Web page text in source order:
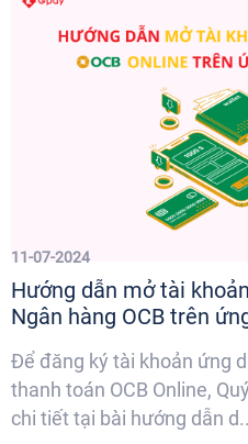
11-07-2024
Hướng dẫn mở tài
Ngân hàng OCB trên
Để đăng ký tài khoản ứng
thanh toán OCB Online,
chi tiết tại bài hướng dẫn